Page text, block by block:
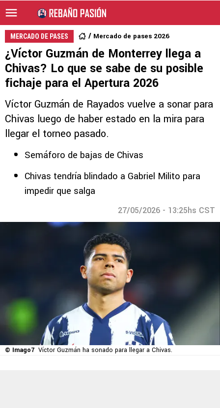
MERCADO DE PASES Mercado de pases 2026
¿Víctor Guzmán de Monterrey llega a
Chivas? Lo que se sabe de su posible
fichaje para el Apertura 2026
Víctor Guzmán de Rayados vuelve a sonar para
Chivas luego de haber estado en la mira para
llegar el torneo pasado.
Semáforo de bajas de Chivas
Chivas tendría blindado a Gabriel Milito para
impedir que salga
27/05/2026 - 13:25hs CST
© Imago7 Víctor Guzmán ha sonado para llegar a Chivas.